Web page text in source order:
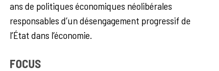
ans de politiques économiques néolibérales
responsables d’un désengagement progressif de
l’État dans l’économie.
FOCUS